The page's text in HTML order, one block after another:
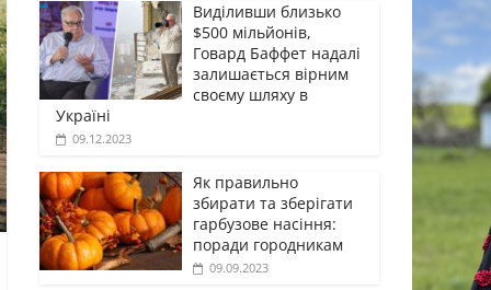
Виділивши близько
$500 мільйонів,
Говард Баффет надалі
залишається вірним
своєму шляху в
Україні
09.12.2023
Як правильно
збирати та зберігати
гарбузове насіння:
поради городникам
09.09.2023